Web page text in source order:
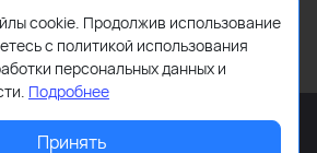
cookie. Продолжив использование
с политикой использования
персональных данных и
Подробнее
Принять